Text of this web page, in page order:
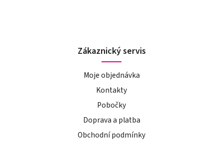
Zákaznický servis
Moje objednávka
Kontakty
Pobočky
Doprava a platba
Obchodní podmínky